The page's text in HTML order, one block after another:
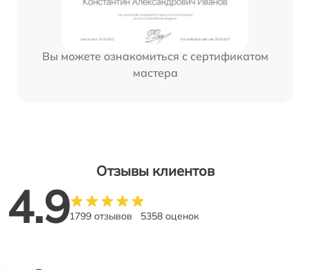
Вы можете ознакомиться с сертификатом
мастера
Отзывы клиентов
4.91799 отзывов 5358 оценок